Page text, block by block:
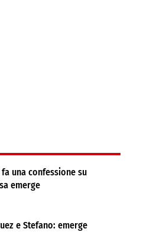
una confessione su
emerge
e Stefano: emerge